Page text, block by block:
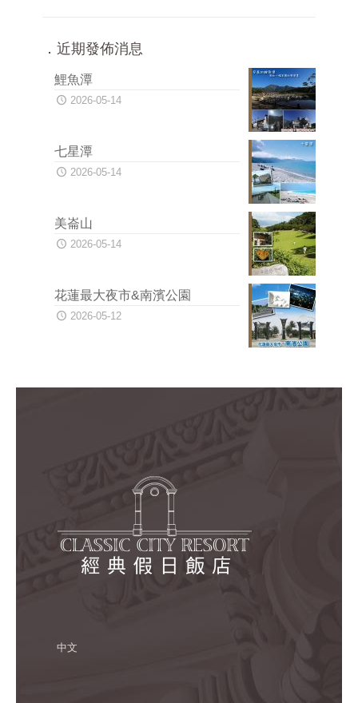
．近期發佈消息
鯉魚潭
2026-05-14
七星潭
2026-05-14
美崙山
2026-05-14
花蓮最大夜市&南濱公園
2026-05-12
中文